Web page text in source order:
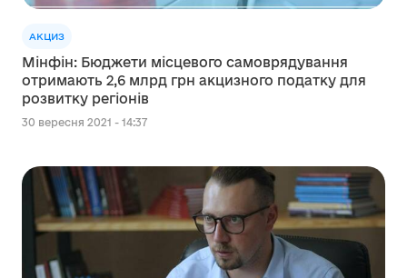
АКЦИЗ
Мінфін: Бюджети місцевого самоврядування
отримають 2,6 млрд грн акцизного податку для
розвитку регіонів
30 вересня 2021 - 14:37